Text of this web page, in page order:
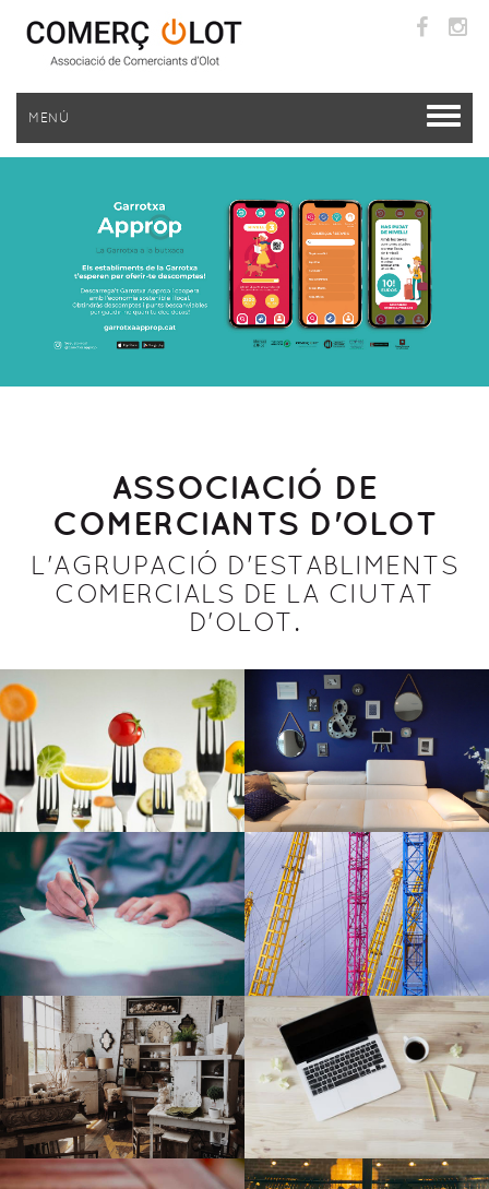
MENÚ
ASSOCIACIÓ DE
COMERCIANTS D'OLOT
L'AGRUPACIÓ D'ESTABLIMENTS
COMERCIALS DE LA CIUTAT
D'OLOT.